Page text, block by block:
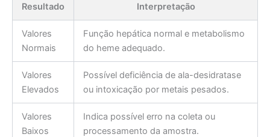
Resultado Interpretação
Valores
Normais
Função hepática normal e metabolismo
do heme adequado.
Valores
Elevados
Possível deficiência de ala-desidratase
ou intoxicação por metais pesados.
Valores
Baixos
Indica possível erro na coleta ou
processamento da amostra.